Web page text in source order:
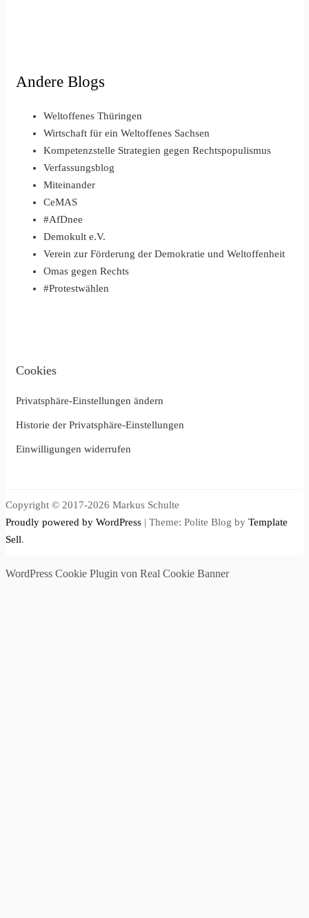
Andere Blogs
Weltoffenes Thüringen
Wirtschaft für ein Weltoffenes Sachsen
Kompetenzstelle Strategien gegen Rechtspopulismus
Verfassungsblog
Miteinander
CeMAS
#AfDnee
Demokult e.V.
Verein zur Förderung der Demokratie und Weltoffenheit
Omas gegen Rechts
#Protestwählen
Cookies
Privatsphäre-Einstellungen ändern
Historie der Privatsphäre-Einstellungen
Einwilligungen widerrufen
Copyright © 2017-2026 Markus Schulte
Proudly powered by WordPress | Theme: Polite Blog by Template
Sell.
WordPress Cookie Plugin von Real Cookie Banner